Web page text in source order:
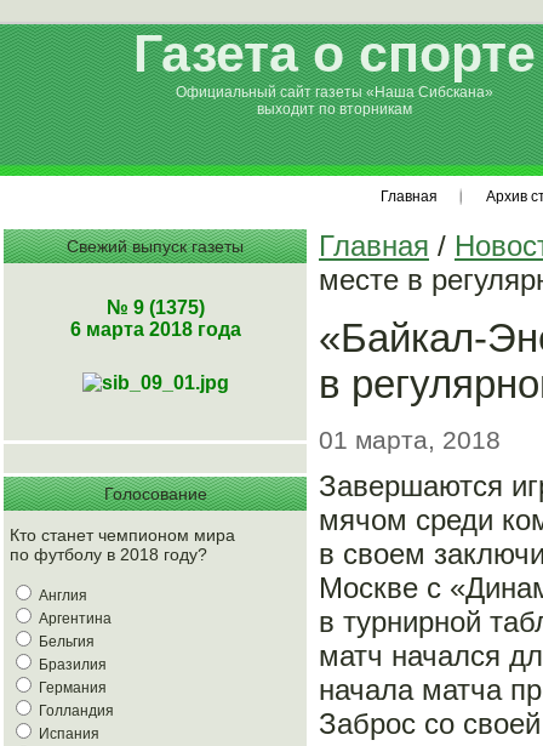
Газета о спорте
Официальный сайт газеты «Наша Сибскана»
выходит по вторникам
Главная Архив
Свежий выпуск газеты
№ 9 (1375)
6 марта 2018 года
Голосование
Кто станет чемпионом мира
по футболу в 2018 году?
Англия
Аргентина
Бельгия
Бразилия
Германия
Голландия
Испания
Главная /
месте в
«Байкал-
в
01 марта, 2018
Завершаются
мячом среди
в своем
Москве с
в турнирной
матч начался
начала матча
Заброс со